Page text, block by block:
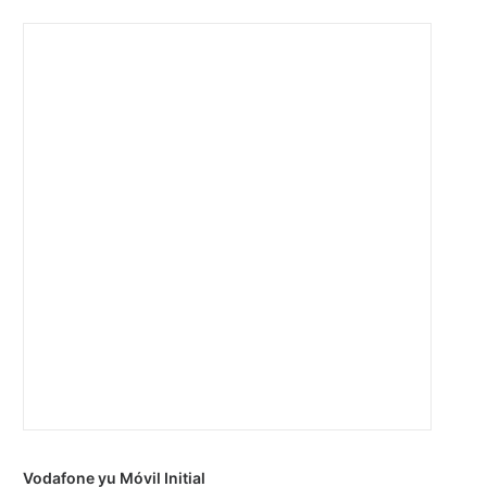
Vodafone yu Móvil Initial